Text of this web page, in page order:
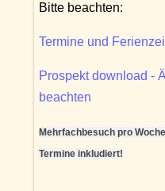
Bitte beachten:
Termine und
Prospekt download -
beachten
Mehrfachbesuch pro
Termine inkludiert!